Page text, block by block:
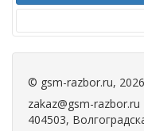
© gsm-razbor.ru, 2026
zakaz@gsm-razbor.ru
404503,